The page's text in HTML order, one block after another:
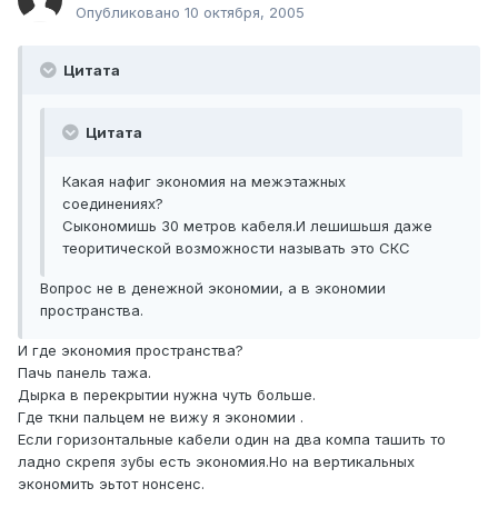
Опубликовано 10 октября, 2005
Цитата
Цитата
Какая нафиг экономия на межэтажных
соединениях?
Сыкономишь 30 метров кабеля.И лешишьшя даже
теоритической возможности называть это СКС
Вопрос не в денежной экономии, а в экономии
пространства.
И где экономия пространства?
Пачь панель тажа.
Дырка в перекрытии нужна чуть больше.
Где ткни пальцем не вижу я экономии .
Если горизонтальные кабели один на два компа ташить то
ладно скрепя зубы есть экономия.Но на вертикальных
экономить эьтот нонсенс.